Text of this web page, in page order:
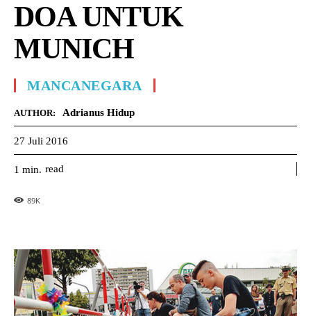
DOA UNTUK
MUNICH
MANCANEGARA
AUTHOR: Adrianus Hidup
27 Juli 2016
1 min. read
89K